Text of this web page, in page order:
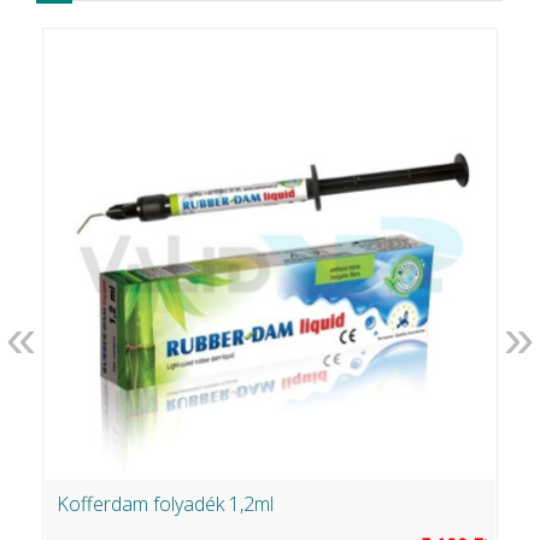
Kofferdam folyadék 1,2ml
« »